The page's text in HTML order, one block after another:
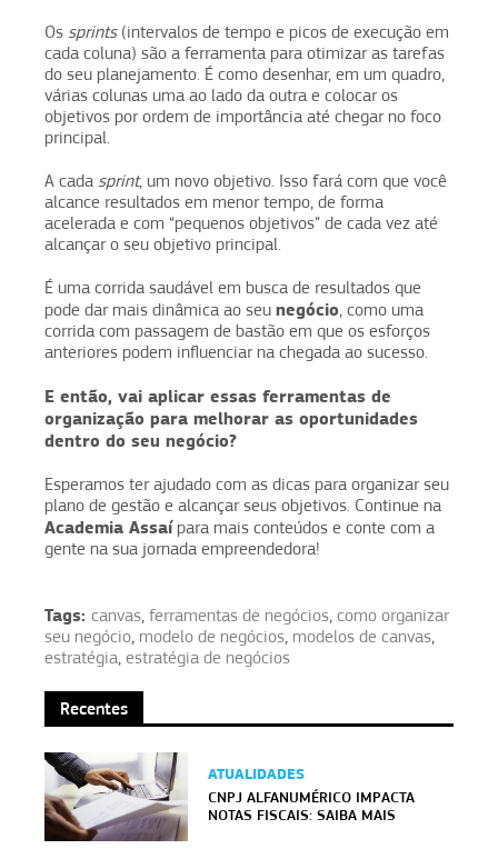
Os sprints(intervalos de tempo e picos de execução em
cada coluna) são a ferramenta para otimizar as tarefas
do seu planejamento. É como desenhar, em um quadro,
várias colunas uma ao lado da outra e colocar os
objetivos por ordem de importância até chegar no foco
principal.
A cada sprint, um novo objetivo. Isso fará com que você
alcance resultados em menor tempo, de forma
acelerada e com “pequenos objetivos” de cada vez até
alcançar o seu objetivo principal.
É uma corrida saudável em busca de resultados que
pode dar mais dinâmica ao seu negócio, como uma
corrida com passagem de bastão em que os esforços
anteriores podem influenciar na chegada ao sucesso.
E então, vai aplicar essas ferramentas de
organização para melhorar as oportunidades
dentro do seu negócio?
Esperamos ter ajudado com as dicas para organizar seu
plano de gestão e alcançar seus objetivos. Continue na
Academia Assaípara mais conteúdos e conte com a
gente na sua jornada empreendedora!
Tags: canvas, ferramentas de negócios, como organizar
seu negócio, modelo de negócios, modelos de canvas,
estratégia, estratégia de negócios
Recentes
ATUALIDADES
CNPJ ALFANUMÉRICO IMPACTA
NOTAS FISCAIS: SAIBA MAIS